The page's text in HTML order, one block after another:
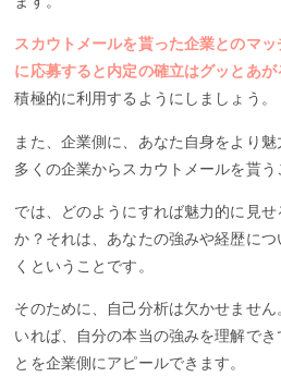
スカウトメールを貰った企業とのマ
に応募すると内定の確立はグッとあが
積極的に利用するようにしましょう。
また、企業側に、あなた自身をより
多くの企業からスカウトメールを貰う
では、どのようにすれば魅力的に見
か？それは、あなたの強みや経歴に
くということです。
そのために、自己分析は欠かせませ
いれば、自分の本当の強みを理解で
とを企業側にアピールできます。